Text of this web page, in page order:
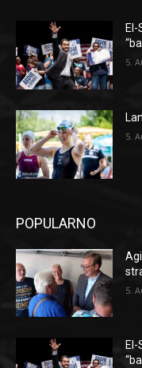
5.
5.
POPULARNO
5.